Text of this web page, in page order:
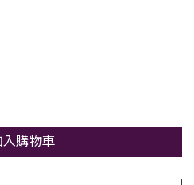
入購物車